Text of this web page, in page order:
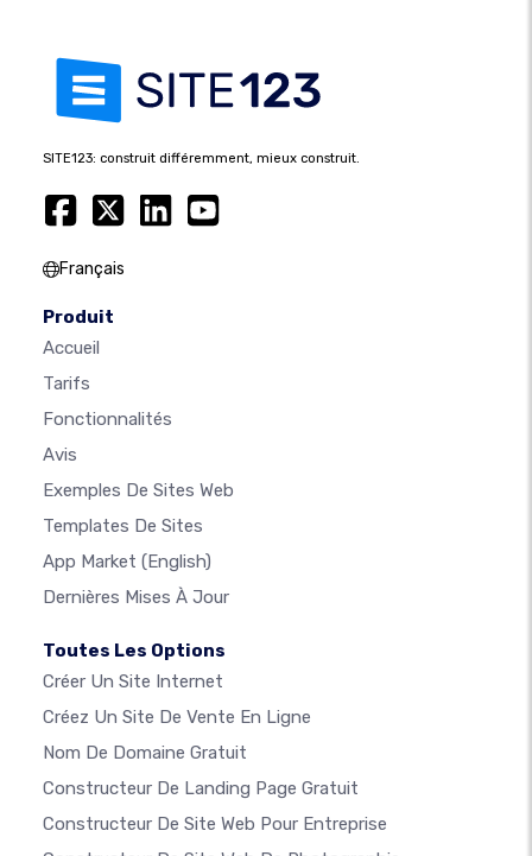
SITE123: construit différemment, mieux construit.
Français
Produit
Accueil
Tarifs
Fonctionnalités
Avis
Exemples De Sites Web
Templates De Sites
App Market (English)
Dernières Mises À Jour
Toutes Les Options
Créer Un Site Internet
Créez Un Site De Vente En Ligne
Nom De Domaine Gratuit
Constructeur De Landing Page Gratuit
Constructeur De Site Web Pour Entreprise